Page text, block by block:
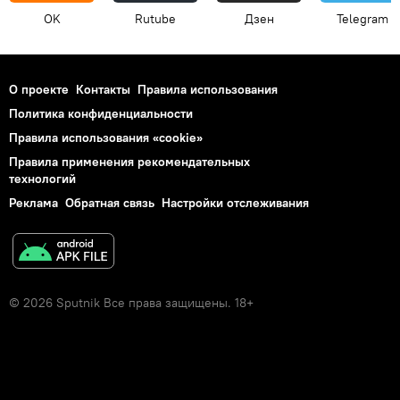
OK Rutube Дзен Telegram
О проекте Контакты Правила использования
Политика конфиденциальности
Правила использования «cookie»
Правила применения рекомендательных
технологий
Реклама Обратная связь Настройки отслеживания
© 2026 Sputnik Все права защищены. 18+